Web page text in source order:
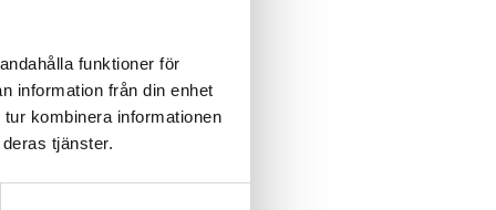
funktioner för
information från din enhet
kombinera informationen
tjänster.